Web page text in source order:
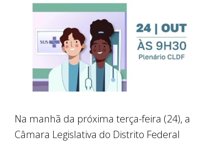
Na manhã da próxima terça-feira (24), a
Câmara Legislativa do Distrito Federal